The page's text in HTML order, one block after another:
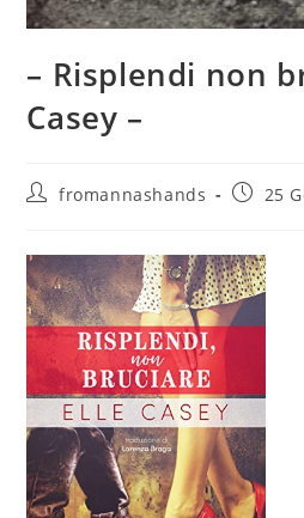
– Risplendi non
Casey –
Autorefromannashands
Articolo
25